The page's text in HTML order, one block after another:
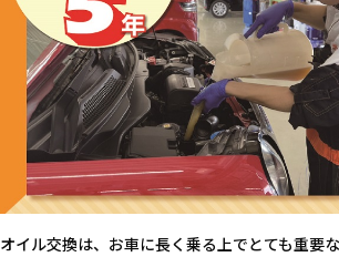
オイル交換は、お車に長く乗る上でとても重要